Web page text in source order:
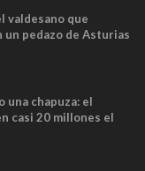
valdesano que
un pedazo de Asturias
una chapuza: el
casi 20 millones el
no cabían por los